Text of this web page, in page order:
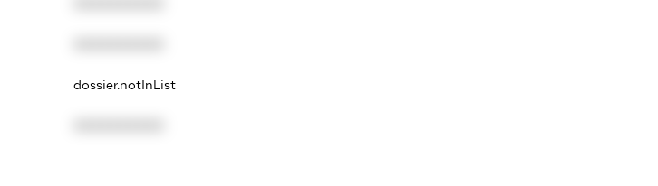
dossier.notInList